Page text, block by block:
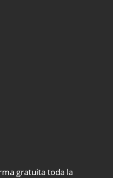
gratuita toda la